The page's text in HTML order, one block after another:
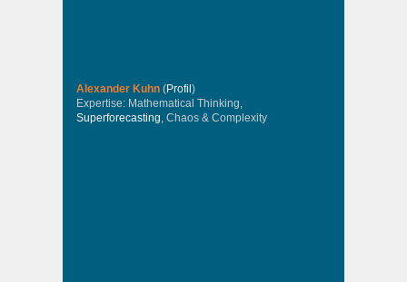
Alexander Kuhn (Profil )
Expertise: Mathematical Thinking,
Superforecasting, Chaos & Complexity